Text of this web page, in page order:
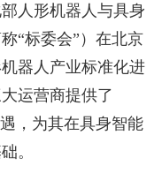
人形机器人与具身
“标委会”）在北京
器人产业标准化进
运营商提供了
，为其在具身智能
。